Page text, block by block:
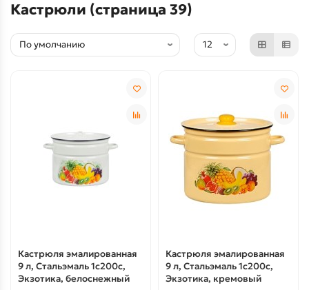
Кастрюли (страница 39)
Кастрюля эмалированная
9 л, Стальэмаль 1с200с,
Экзотика, белоснежный
Кастрюля эмалированная
9 л, Стальэмаль 1с200с,
Экзотика, кремовый